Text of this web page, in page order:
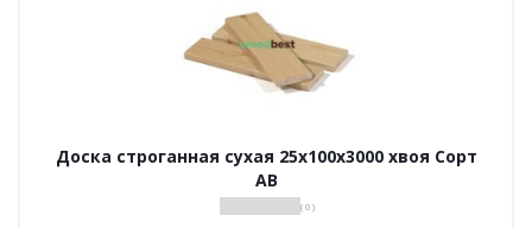
Доска строганная сухая 25х100х3000 хвоя Сорт
АВ
( 0 )